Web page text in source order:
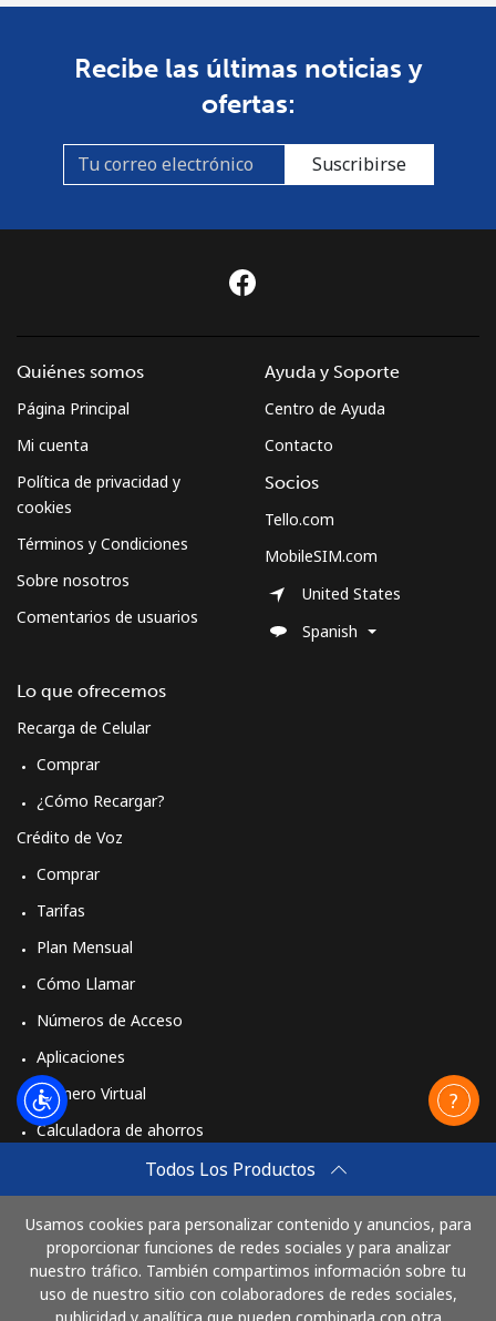
Recibe las últimas noticias y
ofertas:
Suscribirse
Todos Los Productos
Usamos cookies para personalizar contenido y anuncios, para
proporcionar funciones de redes sociales y para analizar
nuestro tráfico. También compartimos información sobre tu
uso de nuestro sitio con colaboradores de redes sociales,
Quiénes somos
Página Principal
Mi cuenta
Política de privacidad y
cookies
Términos y Condiciones
Sobre nosotros
Comentarios de usuarios
Lo que ofrecemos
Recarga de Celular
Comprar
¿Cómo Recargar?
Crédito de Voz
Comprar
Tarifas
Plan Mensual
Cómo Llamar
Números de Acceso
Aplicaciones
Número Virtual
Calculadora de ahorros
Comprar
Cómo funciona
Ayuda y Soporte
Centro de Ayuda
Contacto
Socios
Tello.com
MobileSIM.com
United States
Spanish